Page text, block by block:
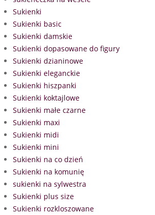
Sukienki
Sukienki basic
Sukienki damskie
Sukienki dopasowane do figury
Sukienki dzianinowe
Sukienki eleganckie
Sukienki hiszpanki
Sukienki koktajlowe
Sukienki małe czarne
Sukienki maxi
Sukienki midi
Sukienki mini
Sukienki na co dzień
Sukienki na komunię
sukienki na sylwestra
Sukienki plus size
Sukienki rozkloszowane